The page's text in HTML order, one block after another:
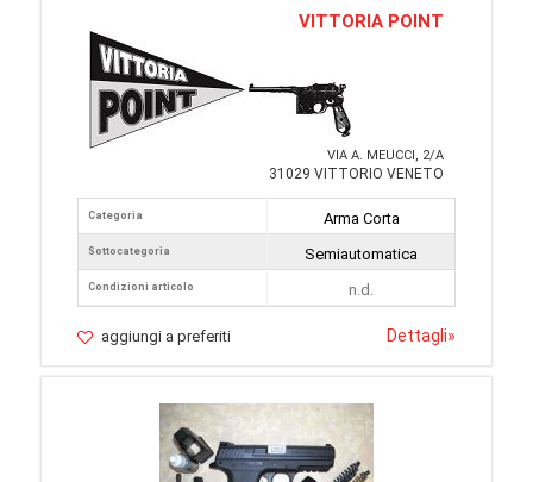
VITTORIA POINT
VIA A. MEUCCI, 2/A
31029 VITTORIO VENETO
Categoria
Sottocategoria
Condizioni articolo
Arma Corta
Semiautomatica
n.d.
aggiungi a preferiti Dettagli»